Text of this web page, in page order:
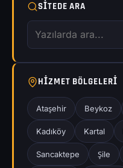
SITEDE ARA
HIZMET BÖLGELERI
Ataşehir Beykoz
Kadıköy Kartal
Sancaktepe Şile